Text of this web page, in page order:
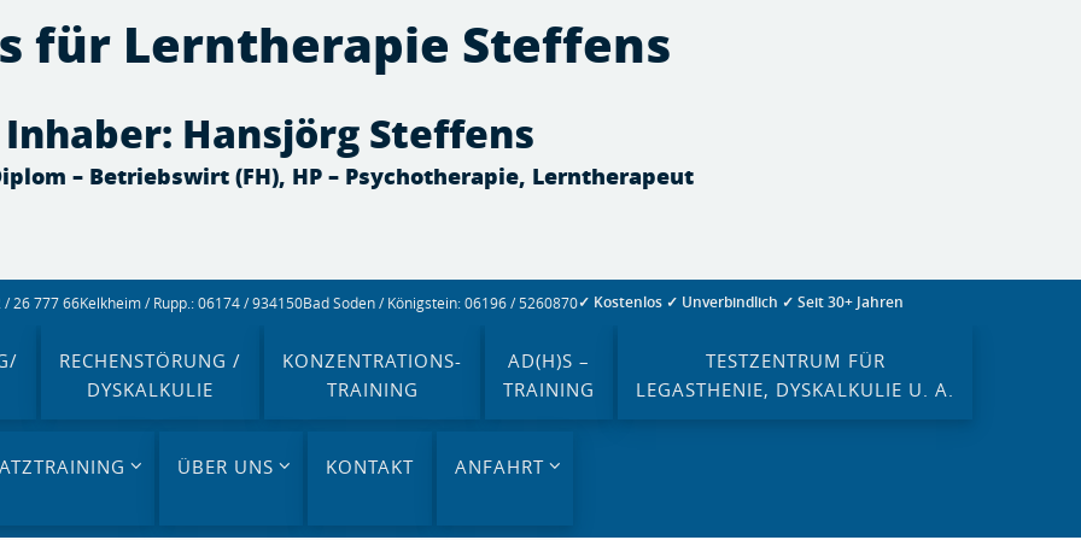
/ 26 777 66Kelkheim / Rupp.: 06174 / 934150Bad Soden / Königstein: 06196 / 5260870✓ Kostenlos ✓ Unverbindlich ✓ Seit 30+ Jahren
für Lerntherapie Steffens
Inhaber: Hansjörg Steffens
– Betriebswirt (FH), HP – Psychotherapie, Lerntherapeut
RECHENSTÖRUNG /
DYSKALKULIE
KONZENTRATIONS-
TRAINING
AD(H)S –
TRAINING
TESTZENTRUM FÜR
LEGASTHENIE, DYSKALKULIE U. A.
ÜBER UNS KONTAKT ANFAHRT